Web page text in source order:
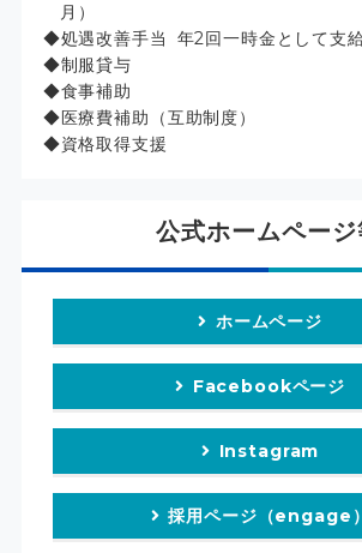
月）
処遇改善手当 年2回一時金として支給
制服貸与
食事補助
医療費補助（互助制度）
資格取得支援
公式ホームページ
ホームページ
Facebookページ
Instagram
採用ページ（engage）